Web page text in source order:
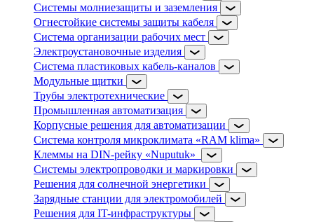
Системы молниезащиты и заземления
Огнестойкие системы защиты кабеля
Система организации рабочих мест
Электроустановочные изделия
Система пластиковых кабель-каналов
Модульные щитки
Трубы электротехнические
Промышленная автоматизация
Корпусные решения для автоматизации
Система контроля микроклимата «RAM klima»
Клеммы на DIN-рейку «Nuputuk»
Системы электропроводки и маркировки
Решения для солнечной энергетики
Зарядные станции для электромобилей
Решения для IT-инфраструктуры